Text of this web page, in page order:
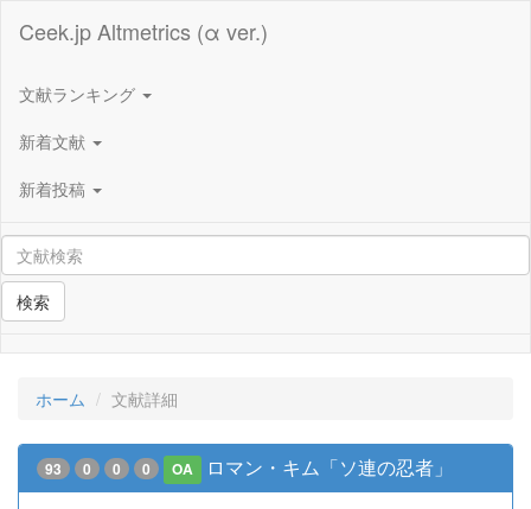
Ceek.jp Altmetrics (α ver.)
文献ランキング
新着文献
新着投稿
検索
ホーム 文献詳細
93 0 0 0 OA ロマン・キム「ソ連の忍者」